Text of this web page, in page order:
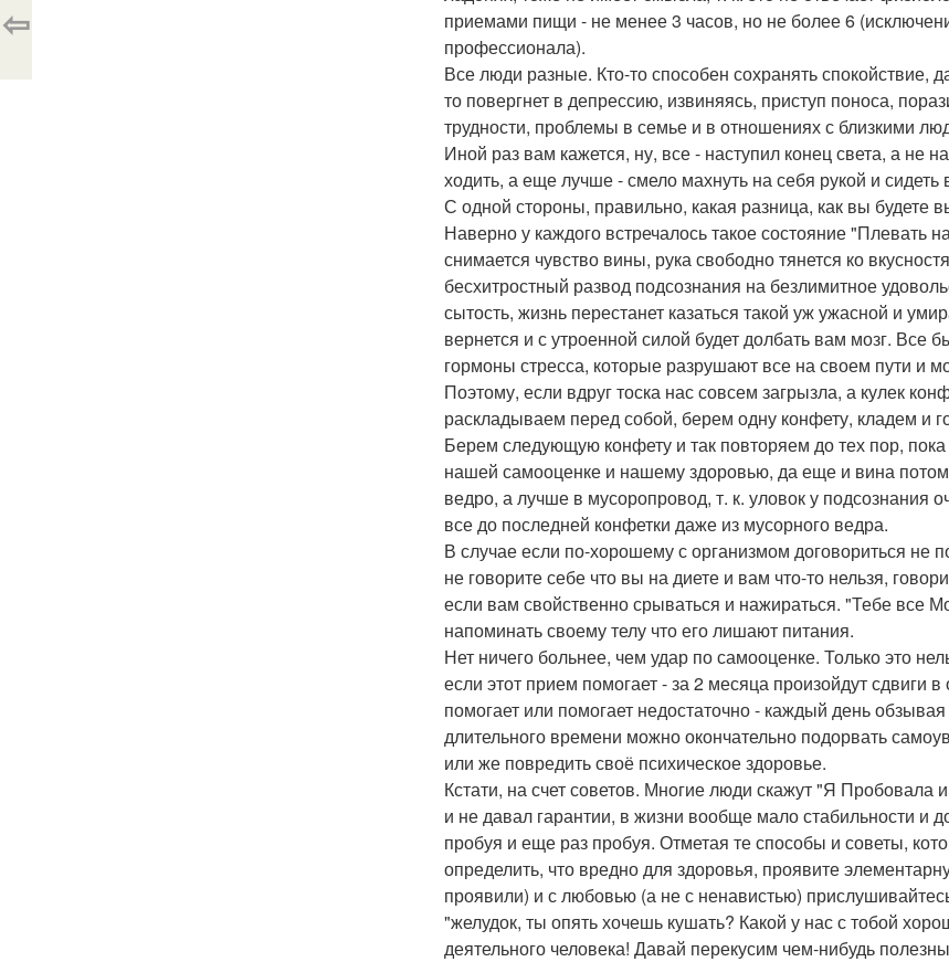
приемами пищи - не менее 3 часов, но не более 6
профессионала).
Все люди разные. Кто-то способен сохранять спокойствие,
то повергнет в депрессию, извиняясь, приступ поноса,
трудности, проблемы в семье и в отношениях с близкими
Иной раз вам кажется, ну, все - наступил конец света, а не
ходить, а еще лучше - смело махнуть на себя рукой и
С одной стороны, правильно, какая разница, как вы будете
Наверно у каждого встречалось такое состояние "Плевать
снимается чувство вины, рука свободно тянется ко
бесхитростный развод подсознания на безлимитное
сытость, жизнь перестанет казаться такой уж ужасной и
вернется и с утроенной силой будет долбать вам мозг. Все
гормоны стресса, которые разрушают все на своем пути и
Поэтому, если вдруг тоска нас совсем загрызла, а кулек
раскладываем перед собой, берем одну конфету, кладем
Берем следующую конфету и так повторяем до тех пор,
нашей самооценке и нашему здоровью, да еще и вина
ведро, а лучше в мусоропровод, т. к. уловок у подсознания
все до последней конфетки даже из мусорного ведра.
В случае если по-хорошему с организмом договориться не
не говорите себе что вы на диете и вам что-то нельзя,
если вам свойственно срываться и нажираться. "Тебе все
напоминать своему телу что его лишают питания.
Нет ничего больнее, чем удар по самооценке. Только это
если этот прием помогает - за 2 месяца произойдут
помогает или помогает недостаточно - каждый день
длительного времени можно окончательно подорвать
или же повредить своё психическое здоровье.
Кстати, на счет советов. Многие люди скажут "Я Пробовала
и не давал гарантии, в жизни вообще мало стабильности и
пробуя и еще раз пробуя. Отметая те способы и советы,
определить, что вредно для здоровья, проявите
проявили) и с любовью (а не с ненавистью)
"желудок, ты опять хочешь кушать? Какой у нас с тобой
деятельного человека! Давай перекусим чем-нибудь
⇦